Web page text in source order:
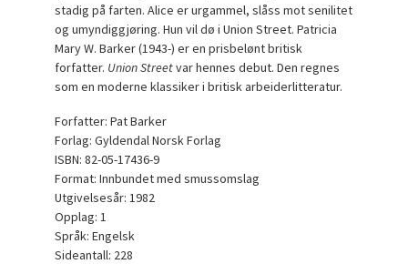
stadig på farten. Alice er urgammel, slåss mot senilitet
og umyndiggjøring. Hun vil dø i Union Street. Patricia
Mary W. Barker (1943-) er en prisbelønt britisk
forfatter. Union Streetvar hennes debut. Den regnes
som en moderne klassiker i britisk arbeiderlitteratur.
Forfatter: Pat Barker
Forlag: Gyldendal Norsk Forlag
ISBN: 82-05-17436-9
Format: Innbundet med smussomslag
Utgivelsesår: 1982
Opplag: 1
Språk: Engelsk
Sideantall: 228